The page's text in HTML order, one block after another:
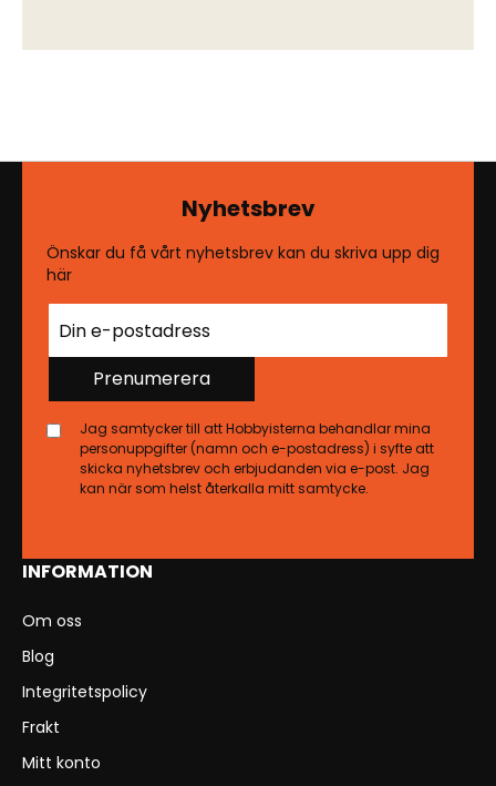
INFORMATION
Om oss
Blog
Integritetspolicy
Frakt
Mitt konto
Nyhetsbrev
Önskar du få vårt nyhetsbrev kan du skriva upp dig
här
Prenumerera
Jag samtycker till att Hobbyisterna behandlar mina
personuppgifter (namn och e-postadress) i syfte att
skicka nyhetsbrev och erbjudanden via e-post. Jag
kan när som helst återkalla mitt samtycke.